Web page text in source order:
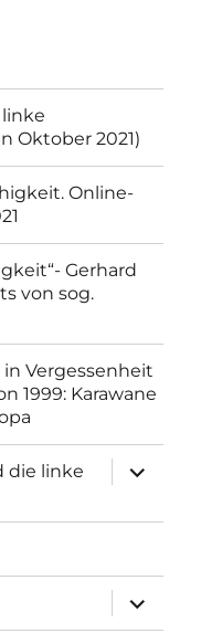
Oktober 2021)
Online-
Gerhard
von sog.
Vergessenheit
1999: Karawane
die linke
anzeigen
anzeigen